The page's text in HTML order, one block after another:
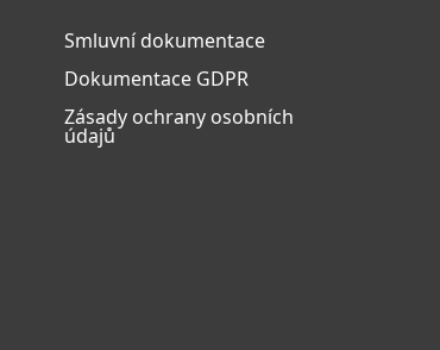
Smluvní dokumentace
Dokumentace GDPR
Zásady ochrany osobních
údajů